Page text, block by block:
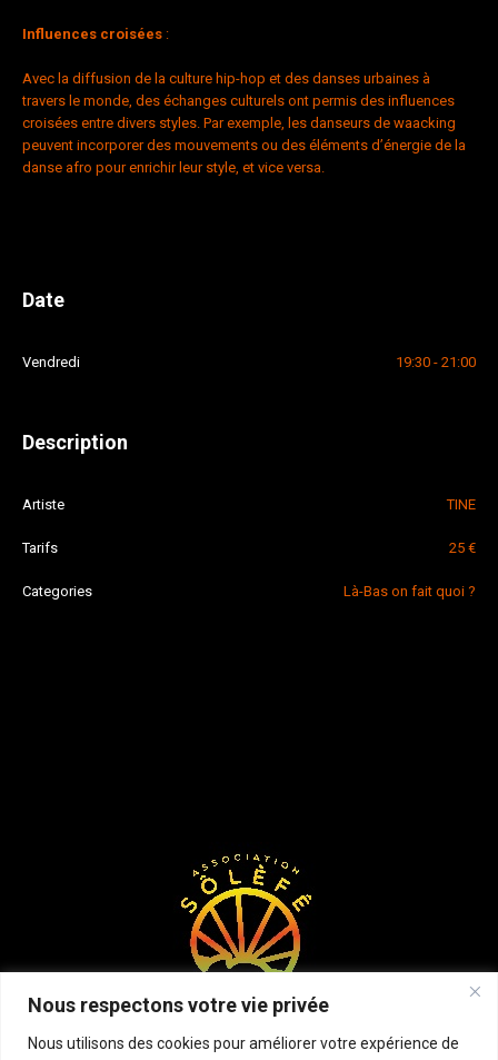
Nous respectons votre vie privée
Nous utilisons des cookies pour améliorer votre expérience de
Influences croisées :
Avec la diffusion de la culture hip-hop et des danses urbaines à
travers le monde, des échanges culturels ont permis des influences
croisées entre divers styles. Par exemple, les danseurs de waacking
peuvent incorporer des mouvements ou des éléments d’énergie de la
danse afro pour enrichir leur style, et vice versa.
Date
Vendredi 19:30 - 21:00
Description
Artiste TINE
Tarifs 25 €
Categories Là-Bas on fait quoi ?